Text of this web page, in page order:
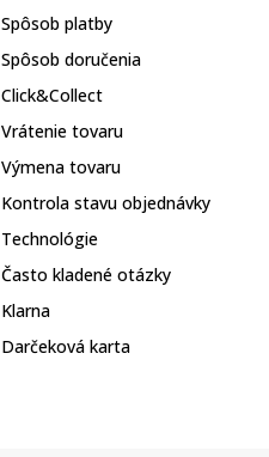
Spôsob platby
Spôsob doručenia
Click&Collect
Vrátenie tovaru
Výmena tovaru
Kontrola stavu objednávky
Technológie
Často kladené otázky
Klarna
Darčeková karta